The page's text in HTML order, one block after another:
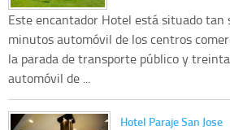
Este encantador Hotel está situado tan
minutos automóvil de los centros
la parada de transporte público y
automóvil de ...
Hotel Paraje San Jose